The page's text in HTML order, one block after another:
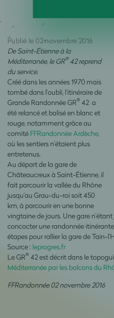
Publié le 02 novembre 2016
De Saint-Étienne à la
Méditerranée, le GR®42 reprend
du service.
Créé dans les années 1970 mais
tombé dans l’oubli, l’itinéraire de
Grande Randonnée GR® 42 a
été relancé et balisé en blanc et
rouge, notamment grâce au
comité FFRandonnée Ardèche
où les sentiers n’étaient plus
entretenus.
Au départ de la gare de
Châteaucreux à Saint-Étienne, il
fait parcourir la vallée du Rhône
jusqu’au Grau-du-roi soit 450
km, à parcourir en une bonne
vingtaine de jours. Une gare
concocter une randonnée
étapes pour rallier la gare de Tain-
Source : leprogres.fr
Le GR® 42 est décrit dans le
Méditerranée par les balcons du
FFRandonnée 02 novembre 2016